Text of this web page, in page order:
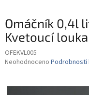
Omáčník 0,4l
Kvetoucí
OFEKVL005
Průměrné
je
Neohodnoceno Podrobnosti